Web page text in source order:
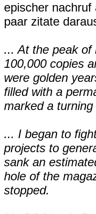
epischer
paar zitate
... At the peak of
100,000 copies
were golden
filled with a
marked a turning
... I began to
projects to
sank an
hole of the
stopped.